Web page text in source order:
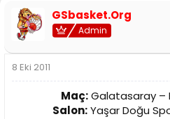
u
y
u
a
ş
l
a
n
ı
t
a
r
GSbasket.Org
Admin
8 Eki 2011
Maç:Galatasaray –
Salon:Yaşar Doğu